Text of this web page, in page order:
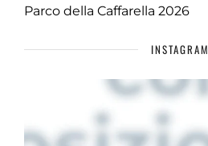
Parco della Caffarella 2026
INSTAGRAM